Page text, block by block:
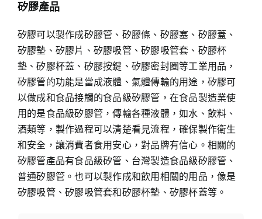
矽膠產品
矽膠可以製作成矽膠管、矽膠條、矽膠塞、矽膠蓋、
矽膠墊、矽膠片、矽膠吸管、矽膠吸管套、矽膠杯
墊、矽膠杯蓋、矽膠按鍵、矽膠密封圈等工業用品，
矽膠管的功能是當成液體、氣體傳輸的用途，矽膠可
以做成和食品接觸的食品級矽膠管，在食品製造業使
用的是食品級矽膠管，傳輸各種液體，如水、飲料、
酒類等，製作過程可以清楚看見流程，確保製作衛生
和安全，讓消費者食用安心，對品牌有信心。相關的
矽膠管產品有食品級矽管、台灣製造食品級矽膠管、
普通矽膠管。也可以製作成和飲用相關的用品，像是
矽膠吸管、矽膠吸管套和矽膠杯墊、矽膠杯蓋等。